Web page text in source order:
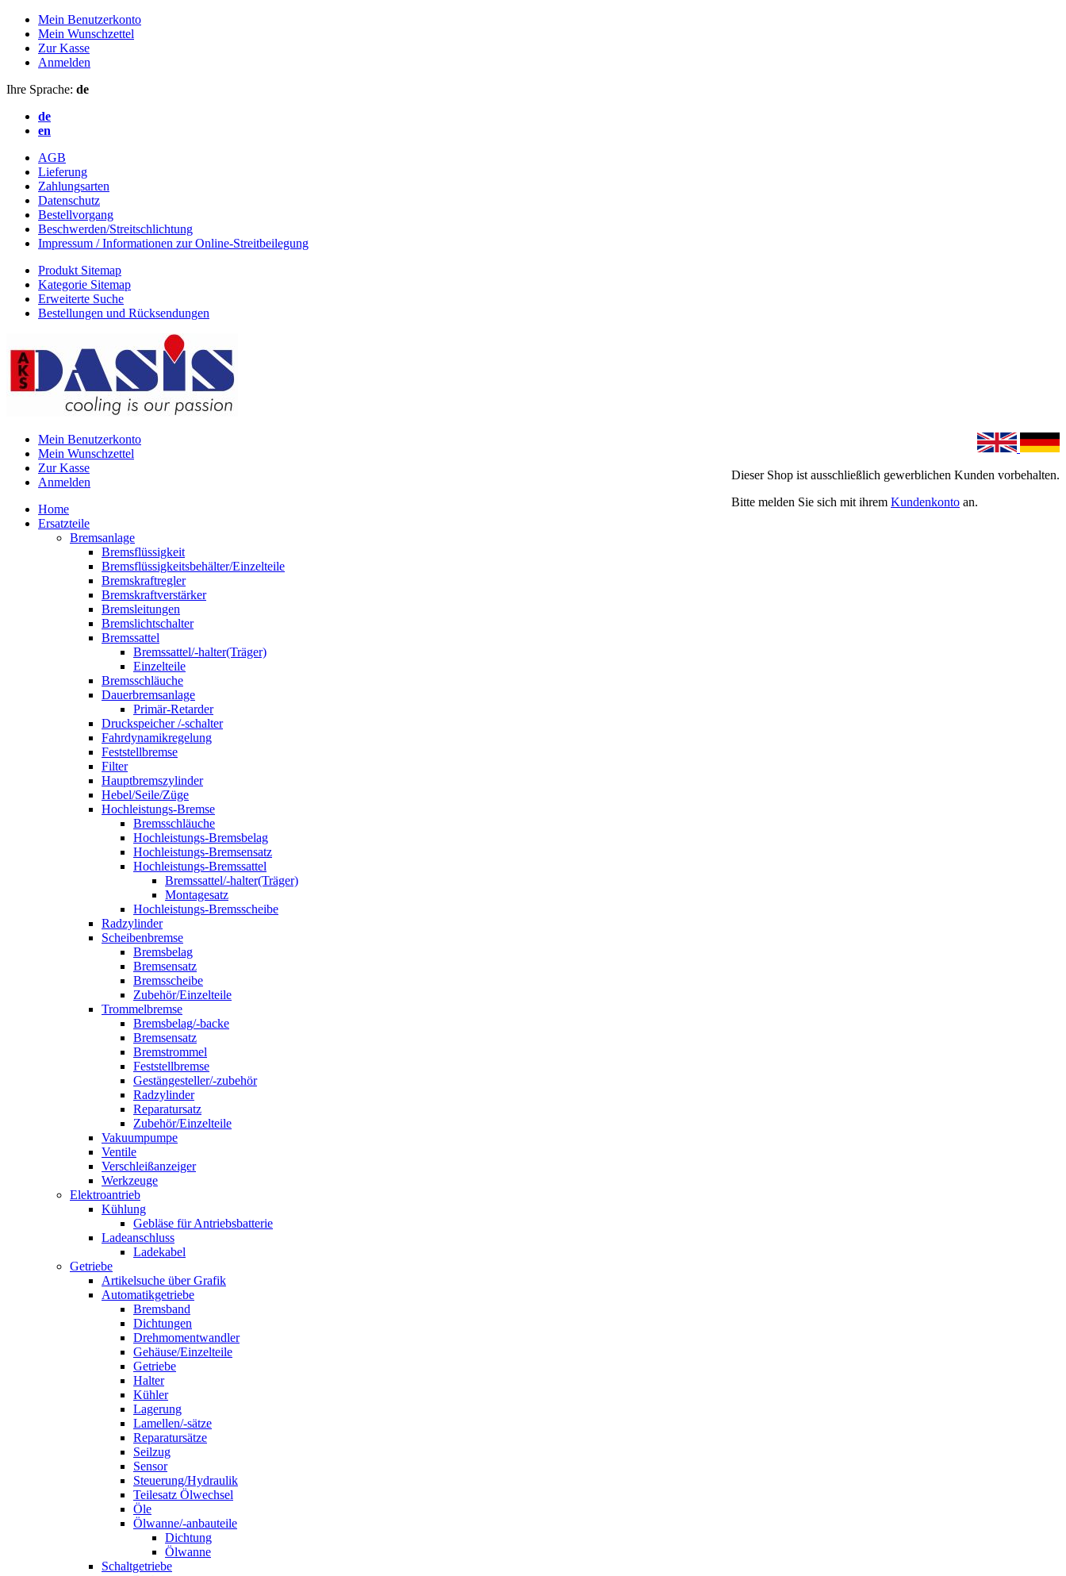
Mein Benutzerkonto
Mein Wunschzettel
Zur Kasse
Anmelden
Ihre Sprache: de
de
en
AGB
Lieferung
Zahlungsarten
Datenschutz
Bestellvorgang
Beschwerden/Streitschlichtung
Impressum / Informationen zur Online-Streitbeilegung
Produkt Sitemap
Kategorie Sitemap
Erweiterte Suche
Bestellungen und Rücksendungen
Dieser Shop ist ausschließlich gewerblichen Kunden vorbehalten.
Bitte melden Sie sich mit ihrem Kundenkonto an.
Mein Benutzerkonto
Mein Wunschzettel
Zur Kasse
Anmelden
Home
Ersatzteile
Bremsanlage
Bremsflüssigkeit
Bremsflüssigkeitsbehälter/Einzelteile
Bremskraftregler
Bremskraftverstärker
Bremsleitungen
Bremslichtschalter
Bremssattel
Bremssattel/-halter(Träger)
Einzelteile
Bremsschläuche
Dauerbremsanlage
Primär-Retarder
Druckspeicher /-schalter
Fahrdynamikregelung
Feststellbremse
Filter
Hauptbremszylinder
Hebel/Seile/Züge
Hochleistungs-Bremse
Bremsschläuche
Hochleistungs-Bremsbelag
Hochleistungs-Bremsensatz
Hochleistungs-Bremssattel
Bremssattel/-halter(Träger)
Montagesatz
Hochleistungs-Bremsscheibe
Radzylinder
Scheibenbremse
Bremsbelag
Bremsensatz
Bremsscheibe
Zubehör/Einzelteile
Trommelbremse
Bremsbelag/-backe
Bremsensatz
Bremstrommel
Feststellbremse
Gestängesteller/-zubehör
Radzylinder
Reparatursatz
Zubehör/Einzelteile
Vakuumpumpe
Ventile
Verschleißanzeiger
Werkzeuge
Elektroantrieb
Kühlung
Gebläse für Antriebsbatterie
Ladeanschluss
Ladekabel
Getriebe
Artikelsuche über Grafik
Automatikgetriebe
Bremsband
Dichtungen
Drehmomentwandler
Gehäuse/Einzelteile
Getriebe
Halter
Kühler
Lagerung
Lamellen/-sätze
Reparatursätze
Seilzug
Sensor
Steuerung/Hydraulik
Teilesatz Ölwechsel
Öle
Ölwanne/-anbauteile
Dichtung
Ölwanne
Schaltgetriebe